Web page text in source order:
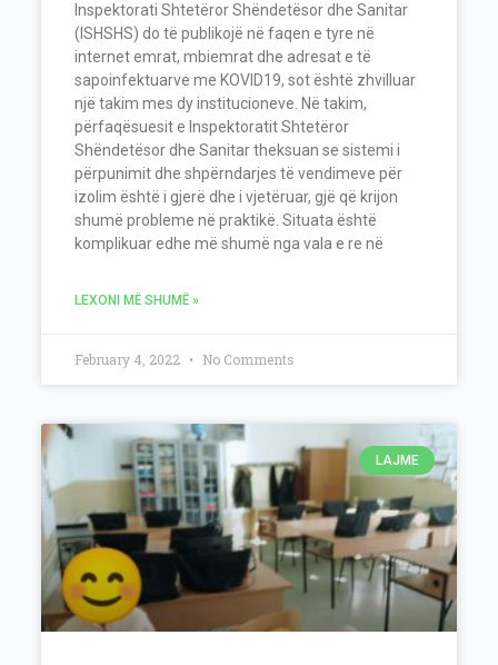
Inspektorati Shtetëror Shëndetësor dhe Sanitar
(ISHSHS) do të publikojë në faqen e tyre në
internet emrat, mbiemrat dhe adresat e të
sapoinfektuarve me KOVID19, sot është zhvilluar
një takim mes dy institucioneve. Në takim,
përfaqësuesit e Inspektoratit Shtetëror
Shëndetësor dhe Sanitar theksuan se sistemi i
përpunimit dhe shpërndarjes të vendimeve për
izolim është i gjerë dhe i vjetëruar, gjë që krijon
shumë probleme në praktikë. Situata është
komplikuar edhe më shumë nga vala e re në
LEXONI MË SHUMË »
February 4, 2022 No Comments
LAJME